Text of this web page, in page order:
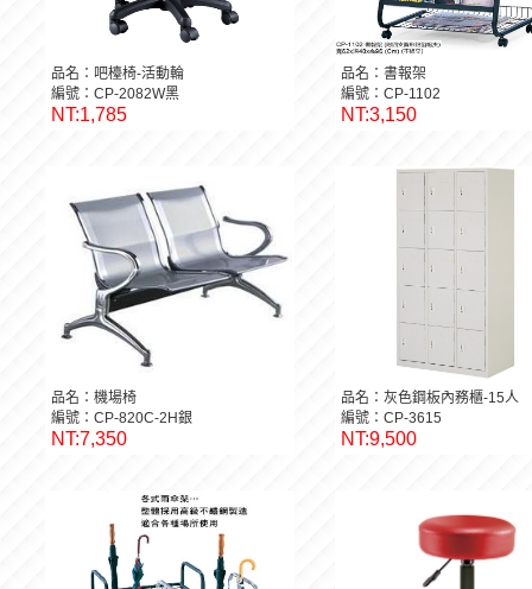
品名：吧檯椅-活動輪
編號：CP-2082W黑
NT:1,785
品名：書報架
編號：CP-1102
NT:3,150
品名：機場椅
編號：CP-820C-2H銀
NT:7,350
品名：灰色鋼板內務櫃-15人
編號：CP-3615
NT:9,500